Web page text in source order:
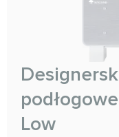
Low